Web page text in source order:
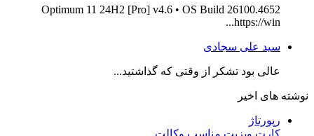
Optimum 11 24H2 [Pro] v4.6 • OS Build 26100.4652
https://win...
سید علی سجادی
عالی بود تشکر از وقتی که گذاشتید...
نوشته های اخیر
رپورتاژ
کارت ویزیت مناسب وکالت